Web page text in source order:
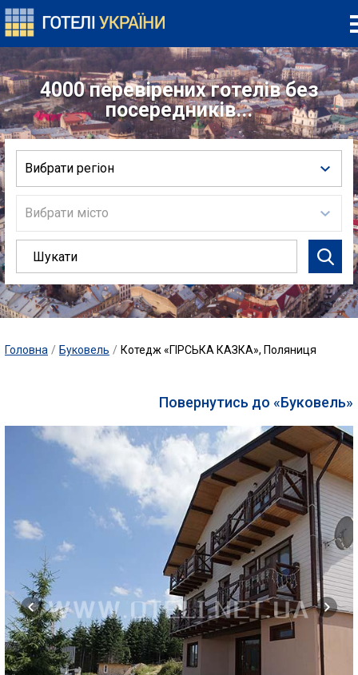
4000 перевірених готелів без
посередників...
Вибрати регіон
Вибрати місто
Головна / Буковель / Котедж «ГІРСЬКА КАЗКА», Поляниця
Повернутись до «Буковель»